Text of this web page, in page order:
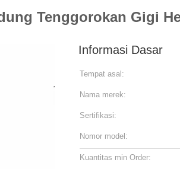
Tenggorokan Gigi
Informasi Dasar
Tempat asal:
Nama merek:
Sertifikasi:
Nomor model:
Kuantitas min Order: